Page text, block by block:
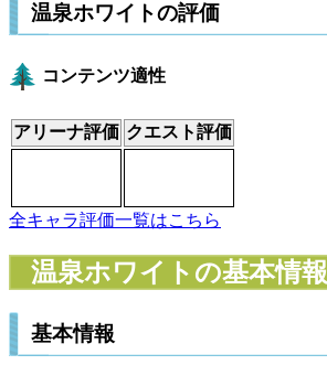
温泉ホワイトの評価
コンテンツ適性
アリーナ評価 クエスト評価
全キャラ評価一覧はこちら
温泉ホワイトの基本情報
基本情報